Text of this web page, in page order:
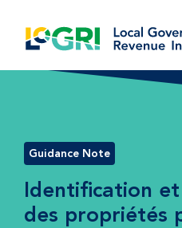
contenu
Guidance Note
Identification
des propriétés